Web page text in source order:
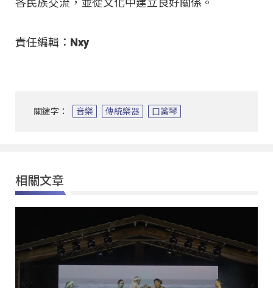
各民族交流，並從文化中建立良好關係。
責任編輯：Nxy
關鍵字： 音樂 傳統樂器 口簧琴
相關文章